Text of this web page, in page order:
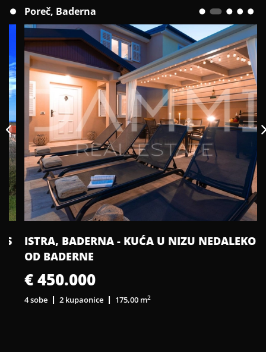
Poreč, Baderna
ISTRA, BADERNA - KUĆA U NIZU NEDALEKO
OD BADERNE
€ 450.000
4 sobe 2 kupaonice 175,00 m2